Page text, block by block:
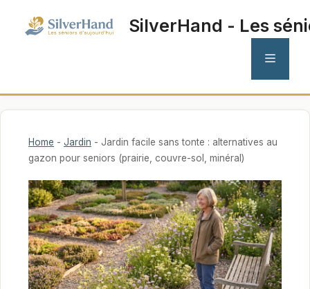
SilverHand - Les
MENU
Home - Jardin - Jardin facile sans tonte : alternatives au
gazon pour seniors (prairie, couvre-sol, minéral)